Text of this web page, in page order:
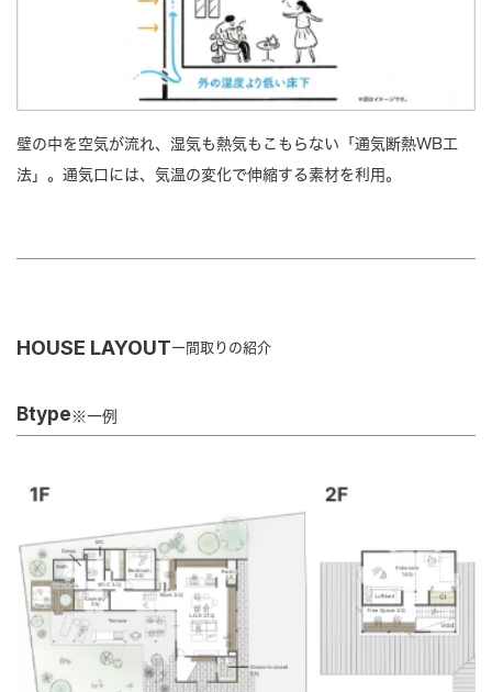
壁の中を空気が流れ、湿気も熱気もこもらない「通気断熱WB工
法」。通気口には、気温の変化で伸縮する素材を利用。
HOUSE LAYOUT 間取りの紹介
Btype ※一例